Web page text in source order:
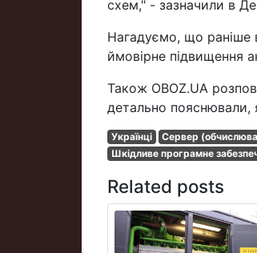
схем," - зазначили в
Нагадуємо, що раніше
ймовірне підвищення
Також OBOZ.UA
детально пояснювали,
Українці Сервер
Шкідливе програмне
Related posts